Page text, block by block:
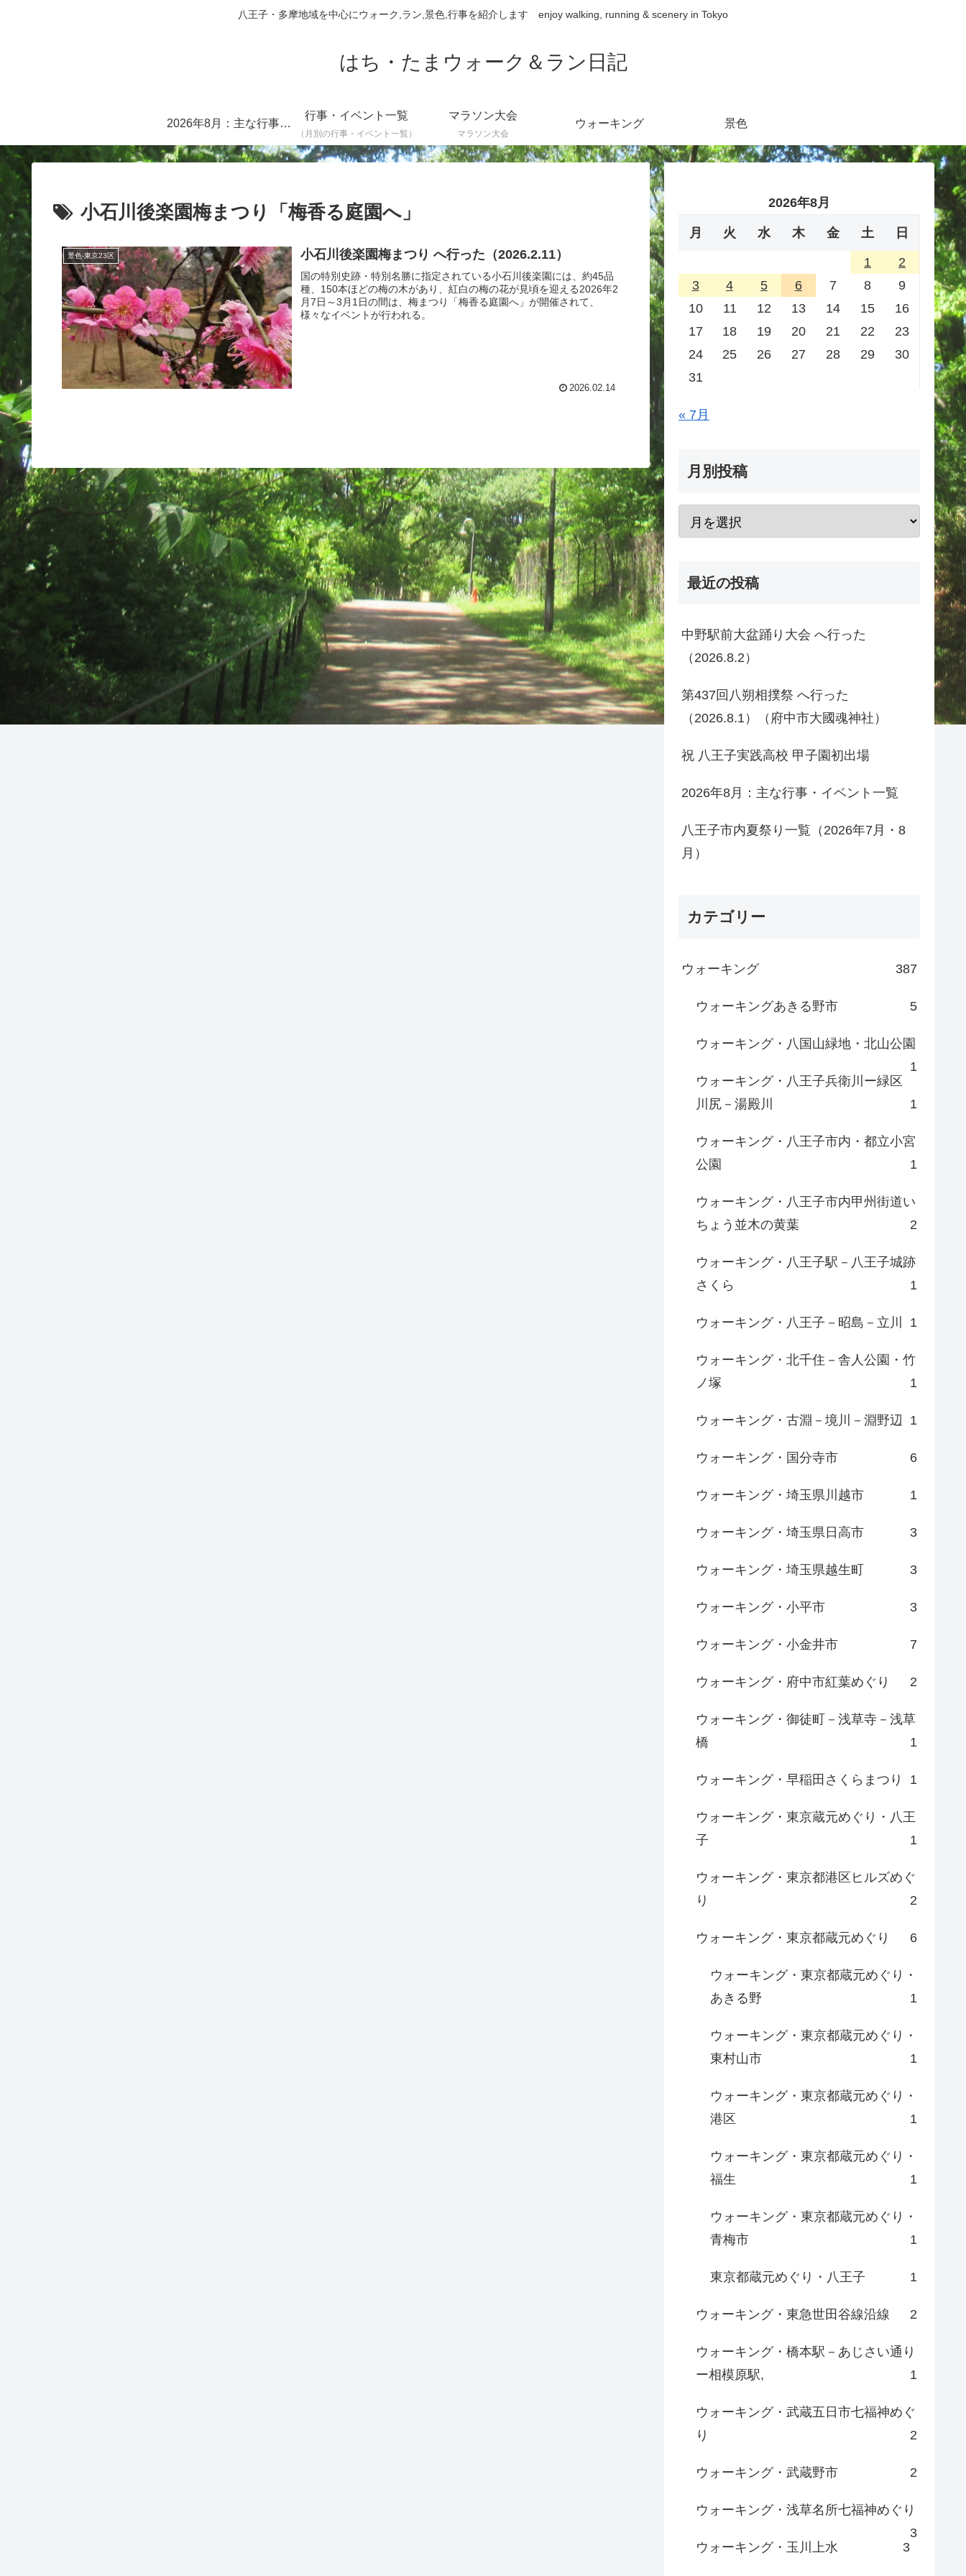
八王子・多摩地域を中心にウォーク,ラン,景色,行事を紹介します enjoy walking, running & scenery in Tokyo
はち・たまウォーク＆ラン日記
2026年8月：主な行事・イベント一覧
行事・イベント一覧
（月別の行事・イベント一覧）
マラソン大会
マラソン大会
ウォーキング 景色
小石川後楽園梅まつり「梅香る庭園へ」
景色-東京23区 小石川後楽園梅まつり へ行った（2026.2.11）
国の特別史跡・特別名勝に指定されている小石川後楽園には、約45品
種、150本ほどの梅の木があり、紅白の梅の花が見頃を迎える2026年2
月7日～3月1日の間は、梅まつり「梅香る庭園へ」が開催されて、
様々なイベントが行われる。
2026.02.14
2026年8月
月 火 水 木 金 土 日
1
2
3
4 5 6 7 8
9
10
11 12 13 14 15
16
17
18 19 20 21 22
23
24
25 26 27 28 29
30
31
« 7月
月別投稿
最近の投稿
中野駅前大盆踊り大会 へ行った
（2026.8.2）
第437回八朔相撲祭 へ行った
（2026.8.1）（府中市大國魂神社）
祝 八王子実践高校 甲子園初出場
2026年8月：主な行事・イベント一覧
八王子市内夏祭り一覧（2026年7月・8
月）
カテゴリー
ウォーキング 387
ウォーキングあきる野市 5
ウォーキング・八国山緑地・北山公園
1
ウォーキング・八王子兵衛川ー緑区
川尻－湯殿川
1
ウォーキング・八王子市内・都立小宮
公園
1
ウォーキング・八王子市内甲州街道い
ちょう並木の黄葉
2
ウォーキング・八王子駅－八王子城跡
さくら
1
ウォーキング・八王子－昭島－立川 1
ウォーキング・北千住－舎人公園・竹
ノ塚
1
ウォーキング・古淵－境川－淵野辺 1
ウォーキング・国分寺市 6
ウォーキング・埼玉県川越市 1
ウォーキング・埼玉県日高市 3
ウォーキング・埼玉県越生町 3
ウォーキング・小平市 3
ウォーキング・小金井市 7
ウォーキング・府中市紅葉めぐり 2
ウォーキング・御徒町－浅草寺－浅草
橋
1
ウォーキング・早稲田さくらまつり 1
ウォーキング・東京蔵元めぐり・八王
子
1
ウォーキング・東京都港区ヒルズめぐ
り
2
ウォーキング・東京都蔵元めぐり 6
ウォーキング・東京都蔵元めぐり・
あきる野
1
ウォーキング・東京都蔵元めぐり・
東村山市
1
ウォーキング・東京都蔵元めぐり・
港区
1
ウォーキング・東京都蔵元めぐり・
福生
1
ウォーキング・東京都蔵元めぐり・
青梅市
1
東京都蔵元めぐり・八王子 1
ウォーキング・東急世田谷線沿線 2
ウォーキング・橋本駅－あじさい通り
ー相模原駅,
1
ウォーキング・武蔵五日市七福神めぐ
り
2
ウォーキング・武蔵野市 2
ウォーキング・浅草名所七福神めぐり
3
ウォーキング・玉川上水
3